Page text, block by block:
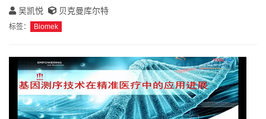
吴凯悦 贝克曼库尔特
标签： Biomek